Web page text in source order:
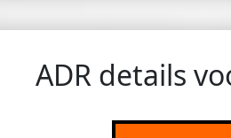
ADR details